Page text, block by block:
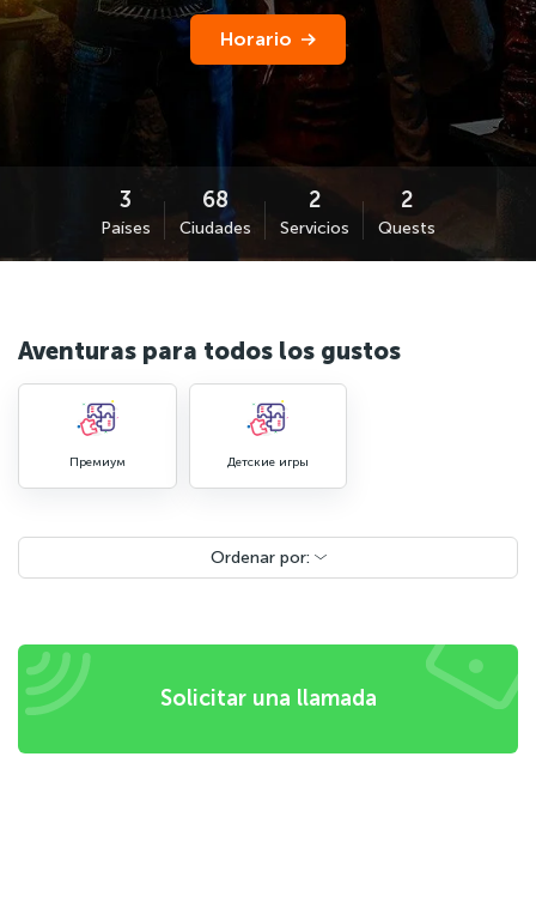
Horario
Países Ciudades Servicios Quests
Aventuras para todos los gustos
Премиум Детские игры
Ordenar por:
Solicitar una llamada